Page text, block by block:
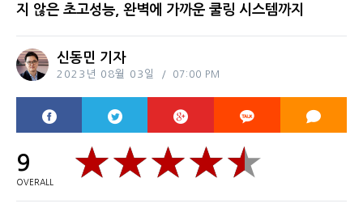
지 않은 초고성능, 완벽에 가까운 쿨링 시스템까지
신동민 기자
2023년 08월 03일 07:00 PM
9
OVERALL